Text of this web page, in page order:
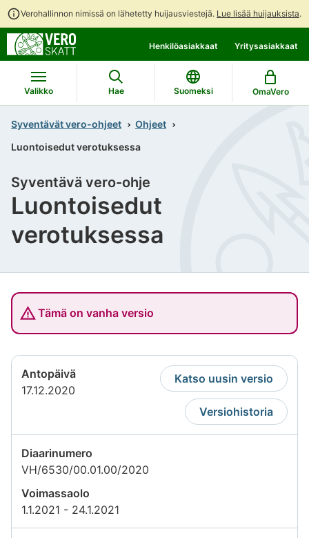
Verohallinnon nimissä on lähetetty huijausviestejä. Lue lisää huijauksista.
suoraan
sisältöön
koko
sivuston
hakuun
Henkilöasiakkaat Yritysasiakkaat
Valikko Hae Suomeksi OmaVero
Syventävät vero-ohjeet
Ohjeet
Luontoisedut verotuksessa
Luontoisedut
verotuksessa
Syventävä vero-ohje
Tämä on vanha versio
Antopäivä
17.12.2020
Katso uusin versio
Versiohistoria
Diaarinumero
VH/6530/00.01.00/2020
Voimassaolo
1.1.2021 - 24.1.2021